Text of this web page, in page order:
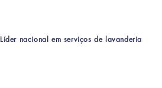
Líder nacional em serviços de lavanderia